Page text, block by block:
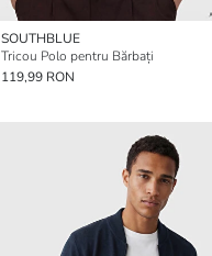
SOUTHBLUE
Tricou Polo pentru Bărbați
119,99 RON